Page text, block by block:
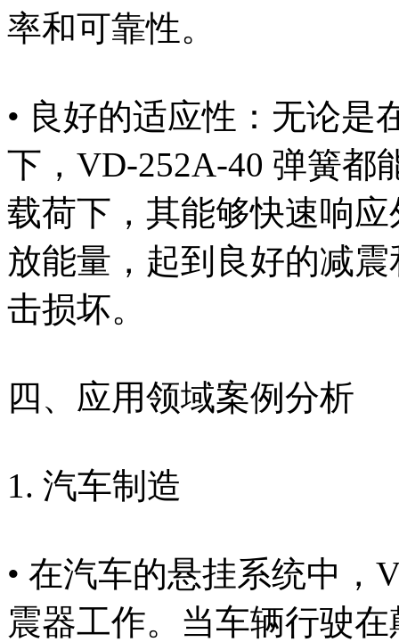
率和可靠性。
• 良好的适应性：无论是
下，VD-252A-40 弹簧都
载荷下，其能够快速响
放能量，起到良好的减
击损坏。
四、应用领域案例分析
1. 汽车制造
• 在汽车的悬挂系统中，
震器工作。当车辆行驶